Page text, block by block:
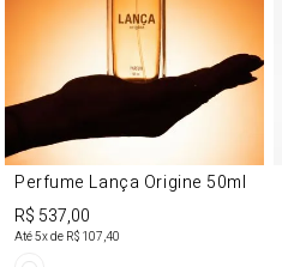
Perfume Lança Origine 50ml
R$ 537,00
Até5x de R$ 107,40